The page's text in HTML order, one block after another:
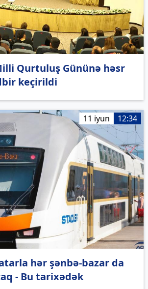
Qurtuluş Gününə həsr
keçirildi
11 iyun 12:34
hər şənbə-bazar da
- Bu tarixədək